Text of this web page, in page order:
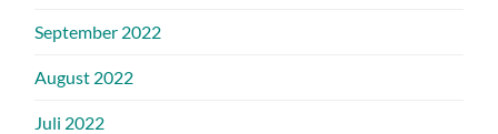
September 2022
August 2022
Juli 2022